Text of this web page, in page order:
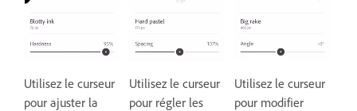
Utilisez le curseur
pour ajuster la
Utilisez le curseur
pour régler les
Utilisez le curseur
pour modifier